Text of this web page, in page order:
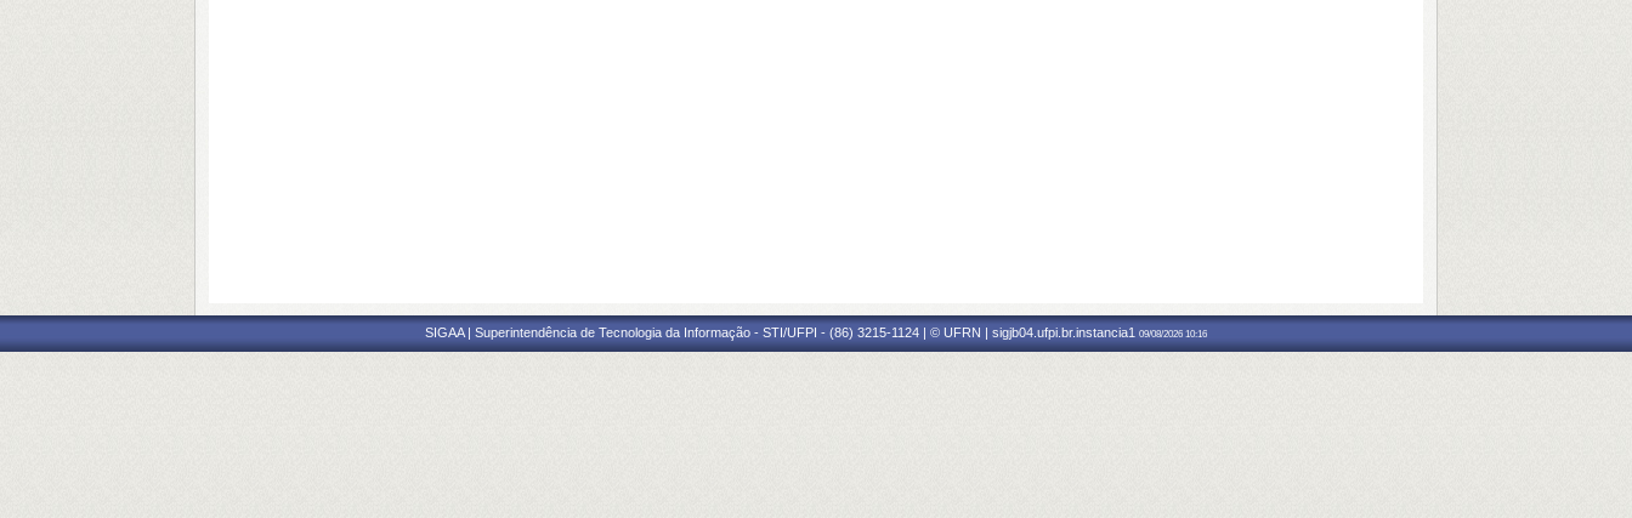
SIGAA | Superintendência de Tecnologia da Informação - STI/UFPI - (86) 3215-1124 | © UFRN | sigjb04.ufpi.br.instancia1 09/08/2026 10:16